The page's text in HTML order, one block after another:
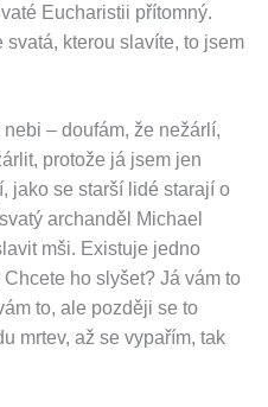
Eucharistii přítomný.
kterou slavíte, to jsem
– doufám, že nežárlí,
protože já jsem jen
jako se starší lidé starají o
archanděl Michael
mši. Existuje jedno
ho slyšet? Já vám to
to, ale později se to
mrtev, až se vypařím, tak